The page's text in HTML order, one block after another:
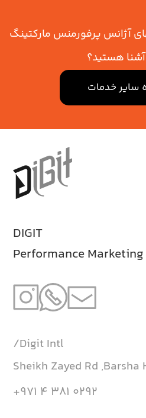
آژانس پرفورمنس مارکتینگ
هستید؟
سایر خدمات
DIGIT
Performance
Digit Intl/
Sheikh Zayed Rd ,Barsha
0292 381 4 971+